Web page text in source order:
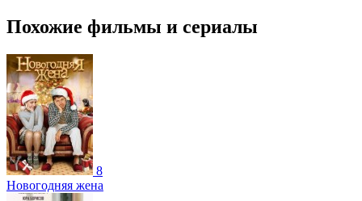
Похожие фильмы и сериалы
8
Новогодняя жена